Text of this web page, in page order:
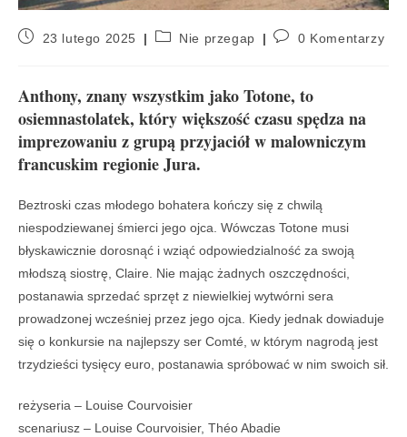
23 lutego 2025 Nie przegap 0 Komentarzy
Anthony, znany wszystkim jako Totone, to
osiemnastolatek, który większość czasu spędza na
imprezowaniu z grupą przyjaciół w malowniczym
francuskim regionie Jura.
Beztroski czas młodego bohatera kończy się z chwilą
niespodziewanej śmierci jego ojca. Wówczas Totone musi
błyskawicznie dorosnąć i wziąć odpowiedzialność za swoją
młodszą siostrę, Claire. Nie mając żadnych oszczędności,
postanawia sprzedać sprzęt z niewielkiej wytwórni sera
prowadzonej wcześniej przez jego ojca. Kiedy jednak dowiaduje
się o konkursie na najlepszy ser Comté, w którym nagrodą jest
trzydzieści tysięcy euro, postanawia spróbować w nim swoich sił.
reżyseria – Louise Courvoisier
scenariusz – Louise Courvoisier, Théo Abadie